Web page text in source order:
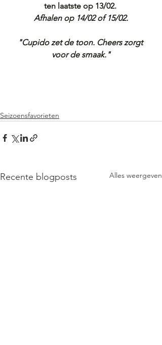
ten laatste op 13/02.
Afhalen op 14/02 of 15/02.
"Cupido zet de toon. Cheers zorgt
voor de smaak."
Seizoensfavorieten
Recente blogposts Alles weergeven